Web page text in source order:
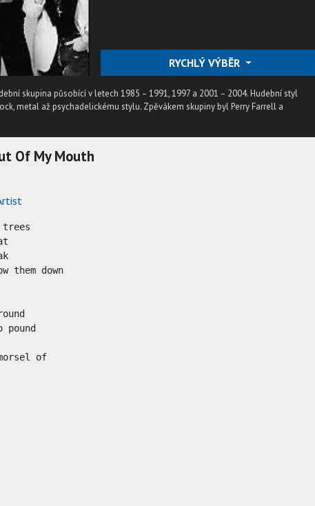
RYCHLÝ VÝBĚR
skupina působící v letech 1985 – 1991, 1997 a 2001 – 2004. Hudební styl
metal až psychadelickému stylu. Zpěvákem skupiny byl Perry Farrell a
Of My Mouth
them down
pound
of